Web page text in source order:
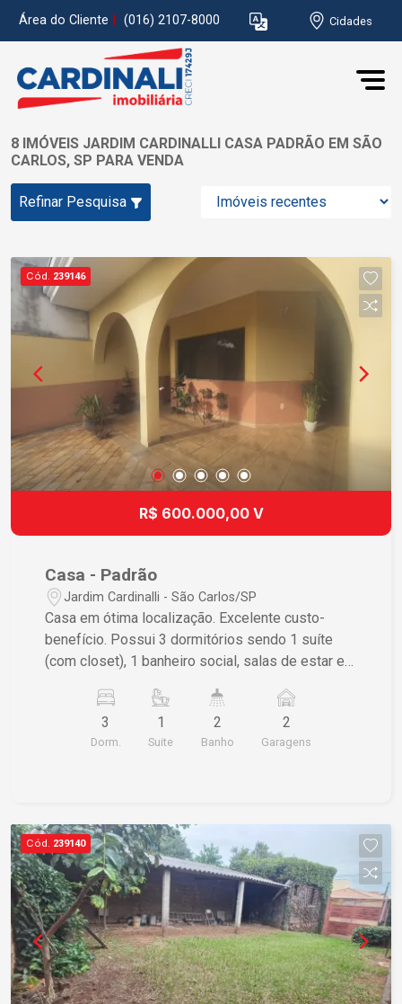
Área do Cliente (016) 2107-8000 Cidades
8 IMÓVEIS JARDIM CARDINALLI CASA PADRÃO EM SÃO
CARLOS, SP PARA VENDA
Refinar Pesquisa
Cód. 239146
R$ 600.000,00 V
Casa - Padrão
Jardim Cardinalli - São Carlos/SP
Casa em ótima localização. Excelente custo-
benefício. Possui 3 dormitórios sendo 1 suíte
(com closet), 1 banheiro social, salas de estar e
área de churrasco com 1 banheiro e vagas de
garagem cobertas para 2 carros. Acabamento em
piso frio, casa completa de armários.
3
Dorm.
1
Suite
2
Banho
2
Garagens
Cód. 239140